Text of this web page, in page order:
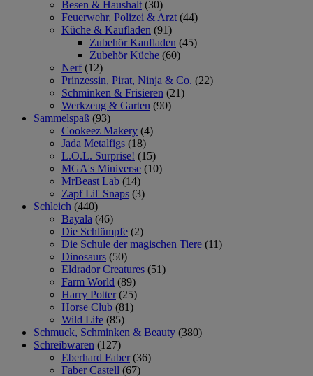
Besen & Haushalt (30)
Feuerwehr, Polizei & Arzt (44)
Küche & Kaufladen (91)
Zubehör Kaufladen (45)
Zubehör Küche (60)
Nerf (12)
Prinzessin, Pirat, Ninja & Co. (22)
Schminken & Frisieren (21)
Werkzeug & Garten (90)
Sammelspaß (93)
Cookeez Makery (4)
Jada Metalfigs (18)
L.O.L. Surprise! (15)
MGA's Miniverse (10)
MrBeast Lab (14)
Zapf Lil' Snaps (3)
Schleich (440)
Bayala (46)
Die Schlümpfe (2)
Die Schule der magischen Tiere (11)
Dinosaurs (50)
Eldrador Creatures (51)
Farm World (89)
Harry Potter (25)
Horse Club (81)
Wild Life (85)
Schmuck, Schminken & Beauty (380)
Schreibwaren (127)
Eberhard Faber (36)
Faber Castell (67)